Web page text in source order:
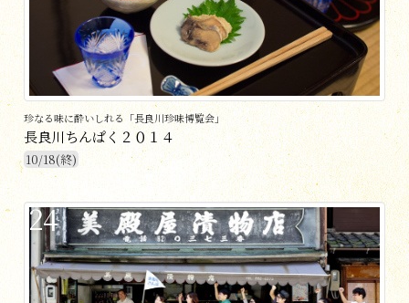
珍なる味に酔いしれる「長良川珍味博覧会」
長良川ちんぱく２０１４
10/18(終)
24